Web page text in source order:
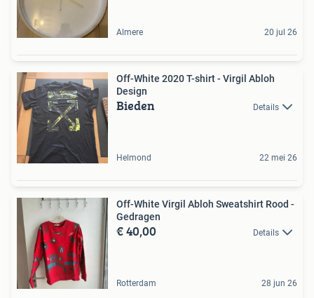
Almere 20 jul 26
Off-White 2020 T-shirt - Virgil Abloh
Design
Bieden Details
Helmond 22 mei 26
Off-White Virgil Abloh Sweatshirt Rood -
Gedragen
€ 40,00 Details
Rotterdam 28 jun 26